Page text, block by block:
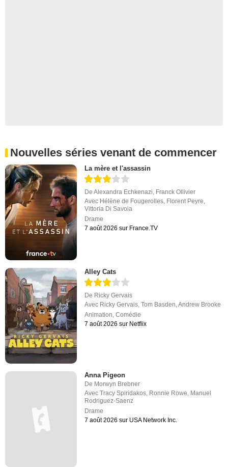
Nouvelles séries venant de commencer
La mère et l'assassin
DeAlexandra Echkenazi Franck Ollivier
Avec Hélène de Fougerolles Florent Peyre
Vittoria Di Savoia
Drame
7 août 2026 sur France.TV
Alley Cats
De Ricky Gervais
Avec Ricky Gervais,Tom Basden,Andrew Brooke
Animation,Comédie
7 août 2026 sur Netflix
Anna Pigeon
De Morwyn Brebner
AvecTracy Spiridakos, Ronnie Rowe, Manuel
Rodriguez-Saenz
Drame
7 août 2026 sur USA Network Inc.